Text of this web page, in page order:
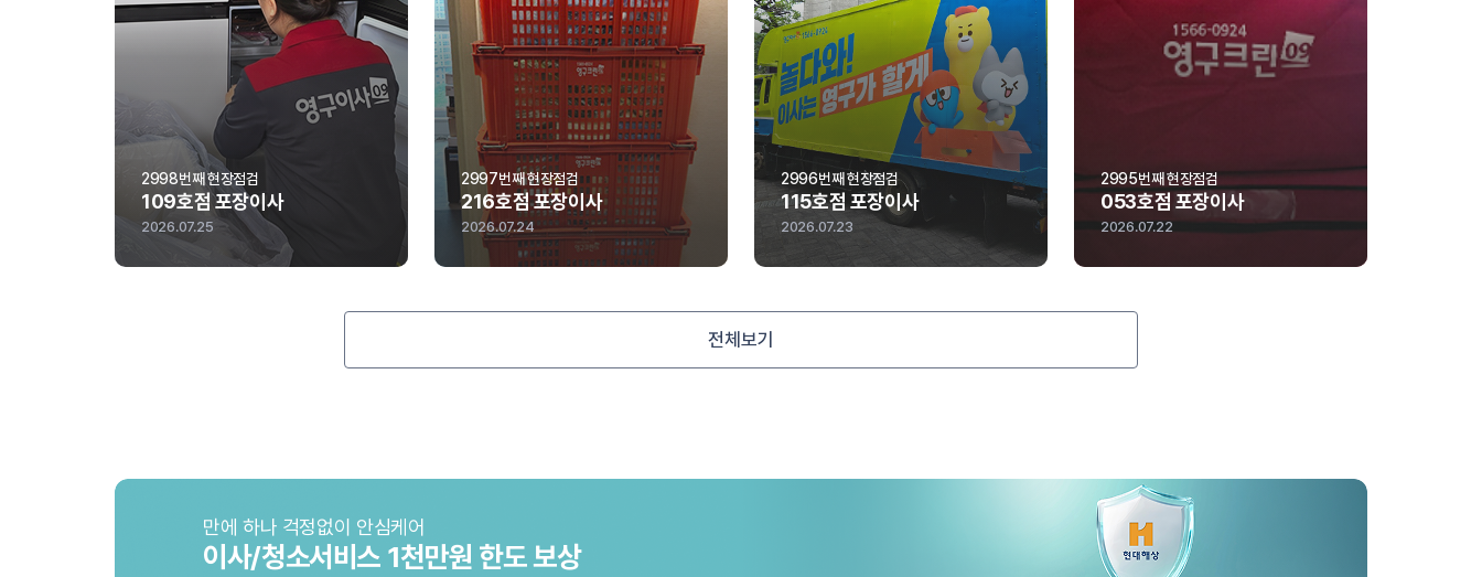
2998번째 현장점검
109호점 포장이사
2026.07.25
2997번째 현장점검
216호점 포장이사
2026.07.24
2996번째 현장점검
115호점 포장이사
2026.07.23
2995번째 현장점검
053호점 포장이사
2026.07.22
전체보기
만에 하나 걱정없이 안심케어
이사/청소서비스 1천만원 한도 보상